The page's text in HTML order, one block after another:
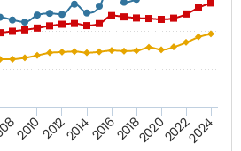
20102012201420162018202020222024